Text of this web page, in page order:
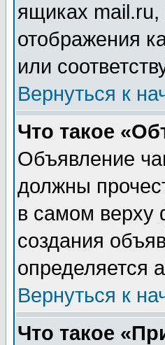
ящиках
отображения
или
Вернуться к
Что такое
Объявление
должны
в самом верху
создания
определяется
Вернуться к
Что такое